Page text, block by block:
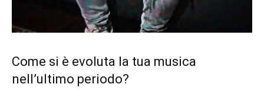
Come si è evoluta la tua musica
nell’ultimo periodo?